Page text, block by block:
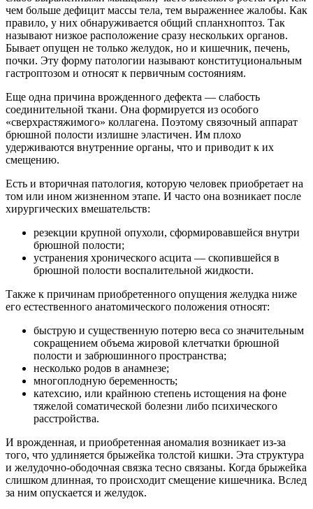
чем больше дефицит массы тела, тем выраженнее жалобы. Как
правило, у них обнаруживается общий спланхноптоз. Так
называют низкое расположение сразу нескольких органов.
Бывает опущен не только желудок, но и кишечник, печень,
почки. Эту форму патологии называют конституциональным
гастроптозом и относят к первичным состояниям.
Еще одна причина врожденного дефекта — слабость
соединительной ткани. Она формируется из особого
«сверхрастяжимого» коллагена. Поэтому связочный аппарат
брюшной полости излишне эластичен. Им плохо
удерживаются внутренние органы, что и приводит к их
смещению.
Есть и вторичная патология, которую человек приобретает на
том или ином жизненном этапе. И часто она возникает после
хирургических вмешательств:
резекции крупной опухоли, сформировавшейся внутри
брюшной полости;
устранения хронического асцита — скопившейся в
брюшной полости воспалительной жидкости.
Также к причинам приобретенного опущения желудка ниже
его естественного анатомического положения относят:
быструю и существенную потерю веса со значительным
сокращением объема жировой клетчатки брюшной
полости и забрюшинного пространства;
несколько родов в анамнезе;
многоплодную беременность;
катехсию, или крайнюю степень истощения на фоне
тяжелой соматической болезни либо психического
расстройства.
И врожденная, и приобретенная аномалия возникает из-за
того, что удлиняется брыжейка толстой кишки. Эта структура
и желудочно-ободочная связка тесно связаны. Когда брыжейка
слишком длинная, то происходит смещение кишечника. Вслед
за ним опускается и желудок.